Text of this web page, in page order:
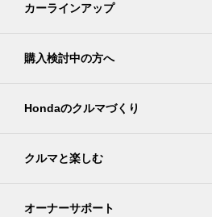
カーラインアップ
購入検討中の方へ
Hondaのクルマづくり
クルマと楽しむ
オーナーサポート